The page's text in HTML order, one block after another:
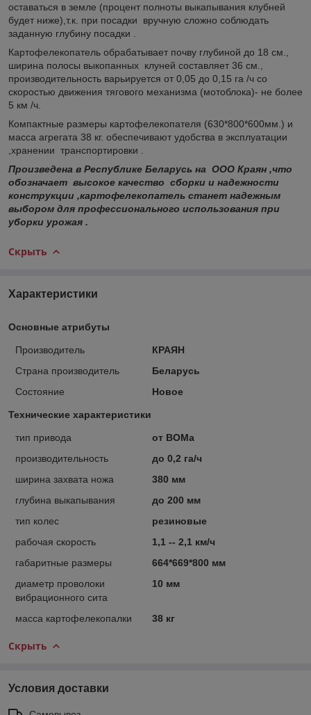
оставаться в земле (процент полноты выкапывания клубней
будет ниже),т.к. при посадки вручную сложно соблюдать
заданную глубину посадки .
Картофелекопатель обрабатывает почву глубиной до 18 см.,
ширина полосы выкопанных клуней составляет 36 см.,
производительность варьируется от 0,05 до 0,15 га /ч со
скоростью движения тягового механизма (мотоблока)- не более
5 км /ч.
Компактные размеры картофелекопателя (630*800*600мм.) и
масса агрегата 38 кг. обеспечивают удобства в эксплуатации
,хранении транспортировки .
Произведена в Республике Беларусь на ООО Краян ,что
обозначает высокое качество сборки и надежности
конструкции ,картофелекопатель станет надежным
выбором для профессионального использования при
уборки урожая .
Скрыть
Характеристики
Основные атрибуты
Производитель
КРАЯН
Страна производитель
Беларусь
Состояние
Новое
Технические характеристики
тип привода
от ВОМа
производительность
до 0,2 га/ч
ширина захвата ножа
380 мм
глубина выкапывания
до 200 мм
тип колес
резиновые
рабочая скорость
1,1 -- 2,1 км/ч
габаритные размеры
664*669*800 мм
диаметр проволоки
вибрационного сита
10 мм
масса картофелекопалки 38 кг
Скрыть
Условия доставки